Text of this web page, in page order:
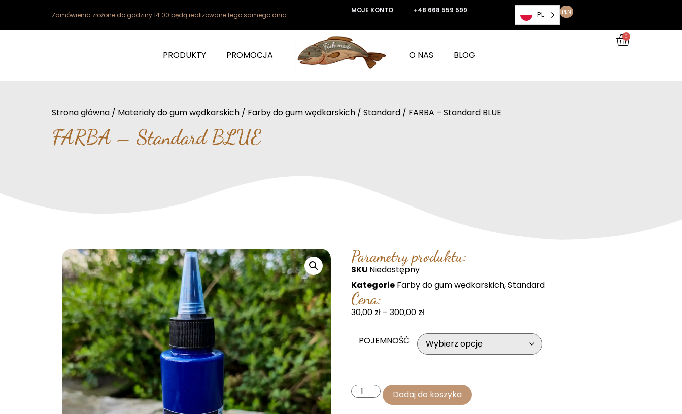
Zamówienia złożone do godziny 14:00 będą realizowane tego samego dnia.
MOJE KONTO +48 668 559 599 PL PLN
PRODUKTY PROMOCJA O NAS BLOG
0
Strona główna / Materiały do gum wędkarskich / Farby do gum wędkarskich / Standard / FARBA – Standard BLUE
FARBA – Standard BLUE
Parametry produktu:
SKU Niedostępny
Kategorie Farby do gum wędkarskich,Standard
Cena:
30,00 zł – 300,00 zł
POJEMNOŚĆ
Dodaj do koszyka